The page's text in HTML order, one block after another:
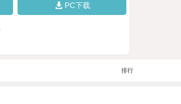
PC下载
排行